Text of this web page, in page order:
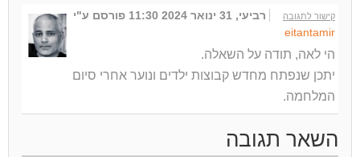
קישור לתגובה רביעי, 31 ינואר 2024 11:30
פורסם ע"י
eitantamir
הי לאה, תודה על השאלה.
יתכן שנפתח מחדש קבוצות ילדים ונוער אחרי סיום
המלחמה.
השאר תגובה